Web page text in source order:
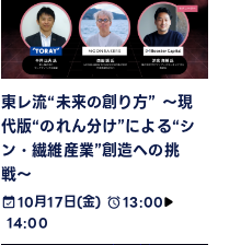
東レ流“未来の創り方” 〜現
代版“のれん分け”による“シ
ン・繊維産業”創造への挑
戦〜
10月17日(金)
13:00
14:00